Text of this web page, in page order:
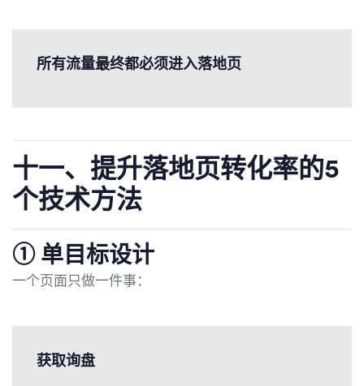
所有流量最终都必须进入落地页
十一、提升落地页转化率的5
个技术方法
① 单目标设计
一个页面只做一件事：
获取询盘